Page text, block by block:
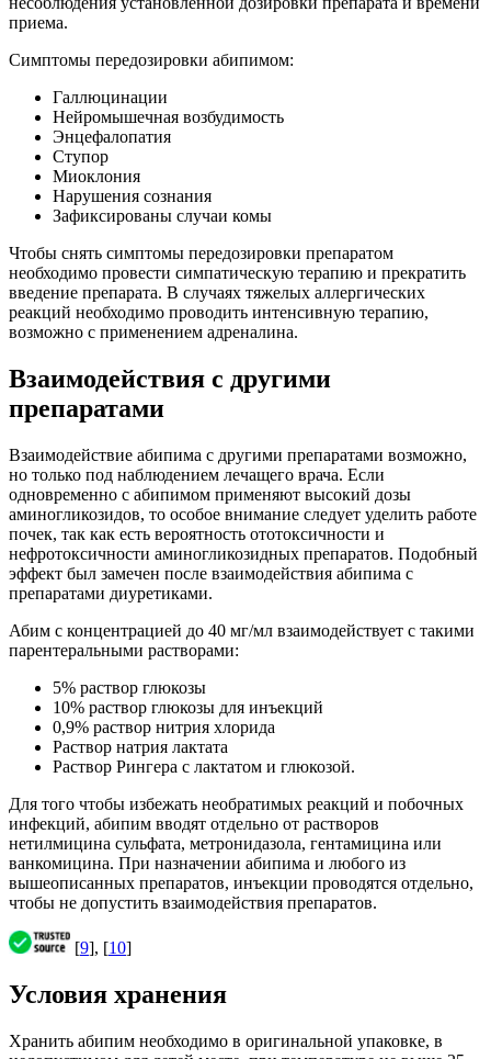
приема.
Симптомы передозировки абипимом:
Галлюцинации
Нейромышечная возбудимость
Энцефалопатия
Ступор
Миоклония
Нарушения сознания
Зафиксированы случаи комы
Чтобы снять симптомы передозировки препаратом
необходимо провести симпатическую терапию и прекратить
введение препарата. В случаях тяжелых аллергических
реакций необходимо проводить интенсивную терапию,
возможно с применением адреналина.
Взаимодействия с другими
препаратами
Взаимодействие абипима с другими препаратами возможно,
но только под наблюдением лечащего врача. Если
одновременно с абипимом применяют высокий дозы
аминогликозидов, то особое внимание следует уделить работе
почек, так как есть вероятность ототоксичности и
нефротоксичности аминогликозидных препаратов. Подобный
эффект был замечен после взаимодействия абипима с
препаратами диуретиками.
Абим с концентрацией до 40 мг/мл взаимодействует с такими
парентеральными растворами:
5% раствор глюкозы
10% раствор глюкозы для инъекций
0,9% раствор нитрия хлорида
Раствор натрия лактата
Раствор Рингера с лактатом и глюкозой.
Для того чтобы избежать необратимых реакций и побочных
инфекций, абипим вводят отдельно от растворов
нетилмицина сульфата, метронидазола, гентамицина или
ванкомицина. При назначении абипима и любого из
вышеописанных препаратов, инъекции проводятся отдельно,
чтобы не допустить взаимодействия препаратов.
[9], [10]
Условия хранения
Хранить абипим необходимо в оригинальной упаковке, в